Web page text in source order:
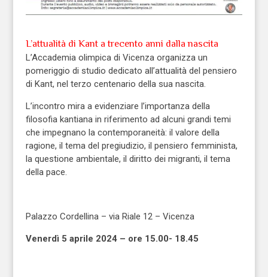
L’attualità di Kant a trecento anni dalla nascita
L’Accademia olimpica di Vicenza organizza un
pomeriggio di studio dedicato all’attualità del pensiero
di Kant, nel terzo centenario della sua nascita.
L’incontro mira a evidenziare l’importanza della
filosofia kantiana in riferimento ad alcuni grandi temi
che impegnano la contemporaneità: il valore della
ragione, il tema del pregiudizio, il pensiero femminista,
la questione ambientale, il diritto dei migranti, il tema
della pace.
Palazzo Cordellina – via Riale 12 – Vicenza
Venerdì 5 aprile 2024 – ore 15.00- 18.45